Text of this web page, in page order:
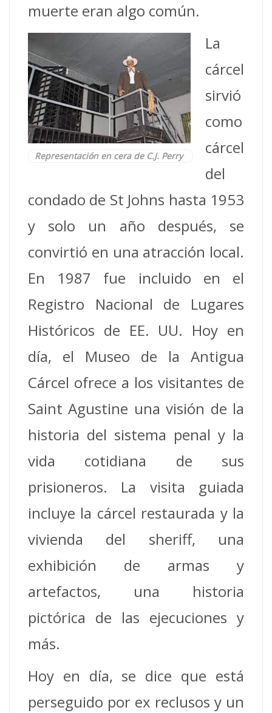
muerte eran algo común.
Representación en cera de C.J. Perry
La
cárcel
sirvió
como
cárcel
del
condado de St Johns hasta 1953
y solo un año después, se
convirtió en una atracción local.
En 1987 fue incluido en el
Registro Nacional de Lugares
Históricos de EE. UU. Hoy en
día, el Museo de la Antigua
Cárcel ofrece a los visitantes de
Saint Agustine una visión de la
historia del sistema penal y la
vida cotidiana de sus
prisioneros. La visita guiada
incluye la cárcel restaurada y la
vivienda del sheriff, una
exhibición de armas y
artefactos, una historia
pictórica de las ejecuciones y
más.
Hoy en día, se dice que está
perseguido por ex reclusos y un